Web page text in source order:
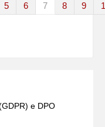
5 6 7 8 9
e DPO